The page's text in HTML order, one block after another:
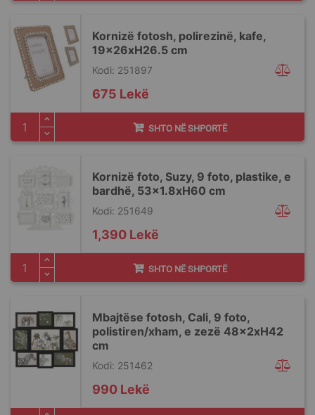
Kornizë fotosh, polirezinë, kafe,
19x26xH26.5 cm
Kodi: 251897
675 Lekë
SHTO NË SHPORTË
Kornizë foto, Suzy, 9 foto, plastike, e
bardhë, 53x1.8xH60 cm
Kodi: 251649
1,390 Lekë
SHTO NË SHPORTË
Mbajtëse fotosh, Cali, 9 foto,
polistiren/xham, e zezë 48x2xH42
cm
Kodi: 251462
990 Lekë